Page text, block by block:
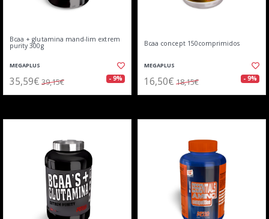
Bcaa + glutamina mand-lim extrem
purity 300g
MEGAPLUS
35,59€ 39,15€ - 9%
Bcaa concept 150comprimidos
MEGAPLUS
16,50€ 18,15€ - 9%